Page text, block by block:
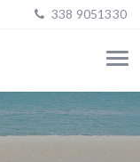
338 9051330